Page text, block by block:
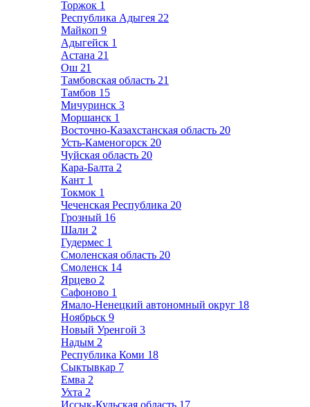
Торжок 1
Республика Адыгея 22
Майкоп 9
Адыгейск 1
Астана 21
Ош 21
Тамбовская область 21
Тамбов 15
Мичуринск 3
Моршанск 1
Восточно-Казахстанская область 20
Усть-Каменогорск 20
Чуйская область 20
Кара-Балта 2
Кант 1
Токмок 1
Чеченская Республика 20
Грозный 16
Шали 2
Гудермес 1
Смоленская область 20
Смоленск 14
Ярцево 2
Сафоново 1
Ямало-Ненецкий автономный округ 18
Ноябрьск 9
Новый Уренгой 3
Надым 2
Республика Коми 18
Сыктывкар 7
Емва 2
Ухта 2
Иссык-Кульская область 17